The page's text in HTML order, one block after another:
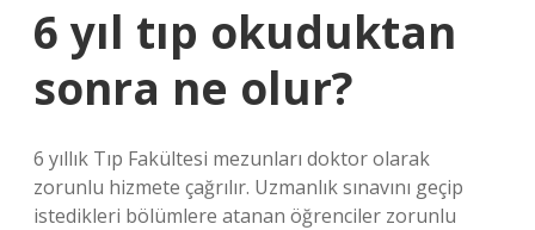
6 yıl tıp okuduktan
sonra ne olur?
6 yıllık Tıp Fakültesi mezunları doktor olarak
zorunlu hizmete çağrılır. Uzmanlık sınavını geçip
istedikleri bölümlere atanan öğrenciler zorunlu